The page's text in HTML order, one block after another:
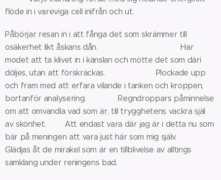
flöde in i vareviga cell inifrån och ut.
Påbörjar resan in i att fånga det som skrämmer till
osäkerhet likt åskans dån. Har
modet att ta klivet in i känslan och mötte det som däri
döljes, utan att förskräckas. Plockade upp
och fram med att erfara vilande i tanken och kroppen,
bortanför analysering. Regndroppars påminnelse
om att omvandla vad som är, till trygghetens vackra själ
av skönhet. Att endast vara där jag är i detta nu som
bär på meningen att vara just här som mig själv.
Glädjas åt de mirakel som är en tillblivelse av alltings
samklang under reningens bad.